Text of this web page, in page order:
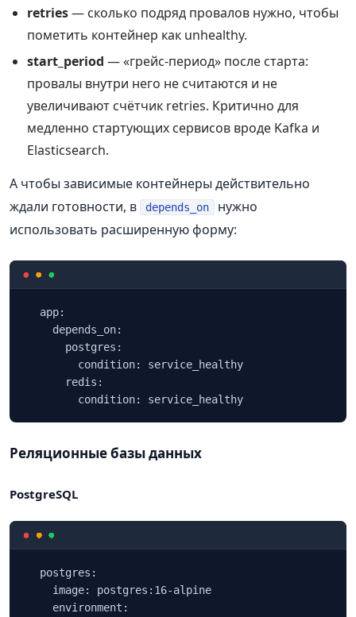
retries— сколько подряд провалов нужно, чтобы
пометить контейнер как unhealthy.
start_period — «грейс‑период» после старта:
провалы внутри него не считаются и не
увеличивают счётчик retries. Критично для
медленно стартующих сервисов вроде Kafka и
Elasticsearch.
А чтобы зависимые контейнеры действительно
ждали готовности, в
depends_on
нужно
использовать расширенную форму:
  app:
    depends_on:
      postgres:
        condition: service_healthy
      redis:
        condition: service_healthy
Реляционные базы данных
PostgreSQL
  postgres:
    image: postgres:16-alpine
    environment: